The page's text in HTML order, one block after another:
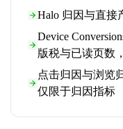
Halo 归因与直接
Device
版税与已读页数
点击归因与浏览
仅限于归因指标